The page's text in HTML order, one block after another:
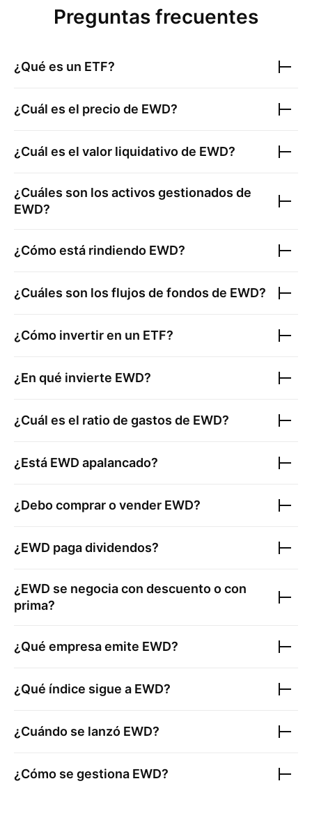
Preguntas frecuentes
¿Qué es un ETF?
¿Cuál es el precio de EWD?
¿Cuál es el valor liquidativo de EWD?
¿Cuáles son los activos gestionados de
EWD?
¿Cómo está rindiendo EWD?
¿Cuáles son los flujos de fondos de EWD?
¿Cómo invertir en un ETF?
¿En qué invierte EWD?
¿Cuál es el ratio de gastos de EWD?
¿Está EWD apalancado?
¿Debo comprar o vender EWD?
¿EWD paga dividendos?
¿EWD se negocia con descuento o con
prima?
¿Qué empresa emite EWD?
¿Qué índice sigue a EWD?
¿Cuándo se lanzó EWD?
¿Cómo se gestiona EWD?